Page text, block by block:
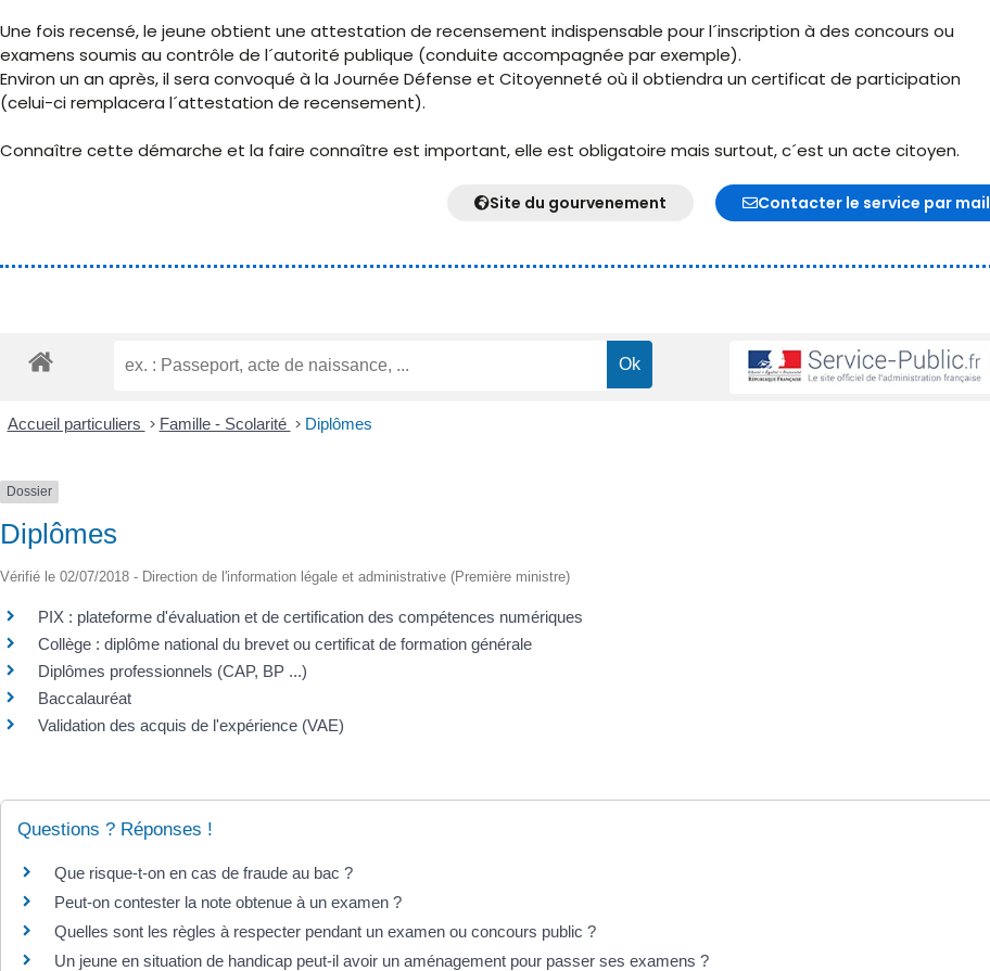
Une fois recensé, le jeune obtient une attestation de recensement indispensable pour l´inscription à des concours ou
examens soumis au contrôle de l´autorité publique (conduite accompagnée par exemple).
Environ un an après, il sera convoqué à la Journée Défense et Citoyenneté où il obtiendra un certificat de participation
(celui-ci remplacera l´attestation de recensement).
Connaître cette démarche et la faire connaître est important, elle est obligatoire mais surtout, c´est un acte citoyen.
Site du gourvenement Contacter le service par mail
Accueil particuliers > Famille - Scolarité > Diplômes
Dossier
Diplômes
Vérifié le 02/07/2018 - Direction de l'information légale et administrative (Première ministre)
PIX : plateforme d'évaluation et de certification des compétences numériques
Collège : diplôme national du brevet ou certificat de formation générale
Diplômes professionnels (CAP, BP ...)
Baccalauréat
Validation des acquis de l'expérience (VAE)
Questions ? Réponses !
Que risque-t-on en cas de fraude au bac ?
Peut-on contester la note obtenue à un examen ?
Quelles sont les règles à respecter pendant un examen ou concours public ?
Un jeune en situation de handicap peut-il avoir un aménagement pour passer ses examens ?